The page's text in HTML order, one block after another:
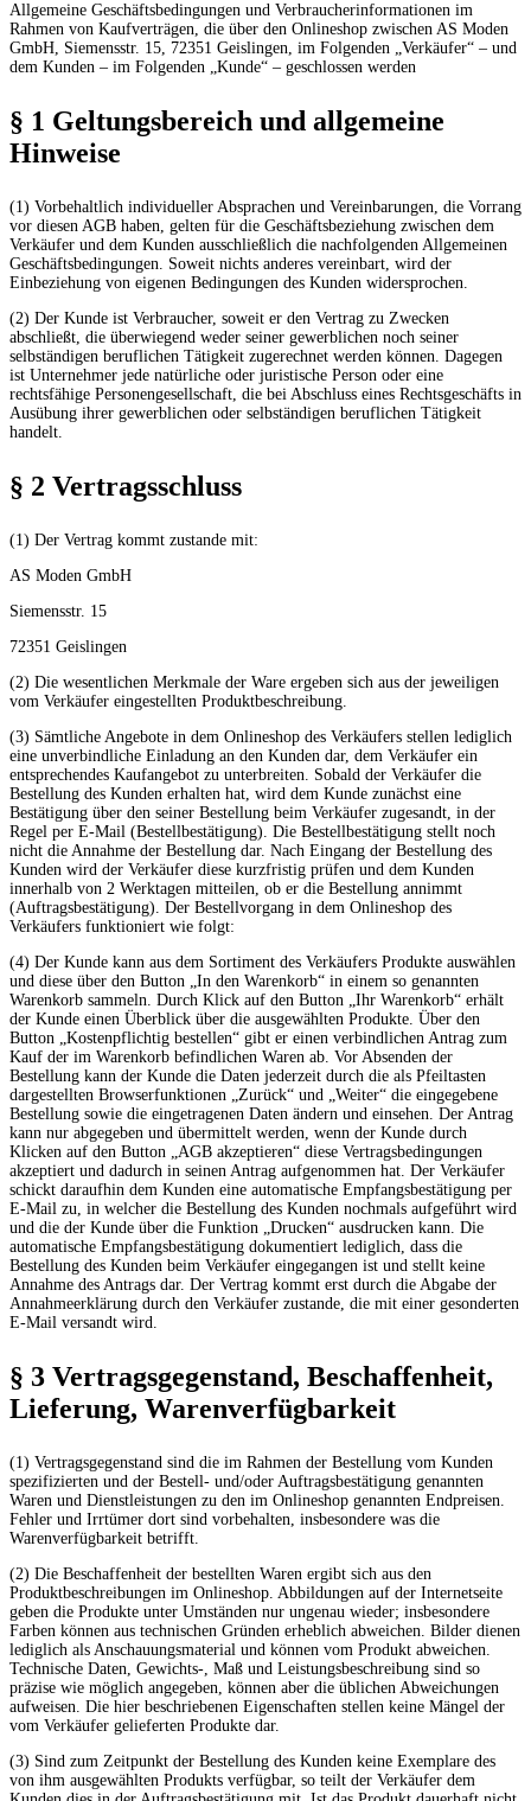
Allgemeine Geschäftsbedingungen und Verbraucherinformationen im
Rahmen von Kaufverträgen, die über den Onlineshop zwischen AS Moden
GmbH, Siemensstr. 15, 72351 Geislingen, im Folgenden „Verkäufer“ – und
dem Kunden – im Folgenden „Kunde“ – geschlossen werden
§ 1 Geltungsbereich und allgemeine
Hinweise
(1) Vorbehaltlich individueller Absprachen und Vereinbarungen, die Vorrang
vor diesen AGB haben, gelten für die Geschäftsbeziehung zwischen dem
Verkäufer und dem Kunden ausschließlich die nachfolgenden Allgemeinen
Geschäftsbedingungen. Soweit nichts anderes vereinbart, wird der
Einbeziehung von eigenen Bedingungen des Kunden widersprochen.
(2) Der Kunde ist Verbraucher, soweit er den Vertrag zu Zwecken
abschließt, die überwiegend weder seiner gewerblichen noch seiner
selbständigen beruflichen Tätigkeit zugerechnet werden können. Dagegen
ist Unternehmer jede natürliche oder juristische Person oder eine
rechtsfähige Personengesellschaft, die bei Abschluss eines Rechtsgeschäfts in
Ausübung ihrer gewerblichen oder selbständigen beruflichen Tätigkeit
handelt.
§ 2 Vertragsschluss
(1) Der Vertrag kommt zustande mit:
AS Moden GmbH
Siemensstr. 15
72351 Geislingen
(2) Die wesentlichen Merkmale der Ware ergeben sich aus der jeweiligen
vom Verkäufer eingestellten Produktbeschreibung.
(3) Sämtliche Angebote in dem Onlineshop des Verkäufers stellen lediglich
eine unverbindliche Einladung an den Kunden dar, dem Verkäufer ein
entsprechendes Kaufangebot zu unterbreiten. Sobald der Verkäufer die
Bestellung des Kunden erhalten hat, wird dem Kunde zunächst eine
Bestätigung über den seiner Bestellung beim Verkäufer zugesandt, in der
Regel per E-Mail (Bestellbestätigung). Die Bestellbestätigung stellt noch
nicht die Annahme der Bestellung dar. Nach Eingang der Bestellung des
Kunden wird der Verkäufer diese kurzfristig prüfen und dem Kunden
innerhalb von 2 Werktagen mitteilen, ob er die Bestellung annimmt
(Auftragsbestätigung). Der Bestellvorgang in dem Onlineshop des
Verkäufers funktioniert wie folgt:
(4) Der Kunde kann aus dem Sortiment des Verkäufers Produkte auswählen
und diese über den Button „In den Warenkorb“ in einem so genannten
Warenkorb sammeln. Durch Klick auf den Button „Ihr Warenkorb“ erhält
der Kunde einen Überblick über die ausgewählten Produkte. Über den
Button „Kostenpflichtig bestellen“ gibt er einen verbindlichen Antrag zum
Kauf der im Warenkorb befindlichen Waren ab. Vor Absenden der
Bestellung kann der Kunde die Daten jederzeit durch die als Pfeiltasten
dargestellten Browserfunktionen „Zurück“ und „Weiter“ die eingegebene
Bestellung sowie die eingetragenen Daten ändern und einsehen. Der Antrag
kann nur abgegeben und übermittelt werden, wenn der Kunde durch
Klicken auf den Button „AGB akzeptieren“ diese Vertragsbedingungen
akzeptiert und dadurch in seinen Antrag aufgenommen hat. Der Verkäufer
schickt daraufhin dem Kunden eine automatische Empfangsbestätigung per
E-Mail zu, in welcher die Bestellung des Kunden nochmals aufgeführt wird
und die der Kunde über die Funktion „Drucken“ ausdrucken kann. Die
automatische Empfangsbestätigung dokumentiert lediglich, dass die
Bestellung des Kunden beim Verkäufer eingegangen ist und stellt keine
Annahme des Antrags dar. Der Vertrag kommt erst durch die Abgabe der
Annahmeerklärung durch den Verkäufer zustande, die mit einer gesonderten
E-Mail versandt wird.
§ 3 Vertragsgegenstand, Beschaffenheit,
Lieferung, Warenverfügbarkeit
(1) Vertragsgegenstand sind die im Rahmen der Bestellung vom Kunden
spezifizierten und der Bestell- und/oder Auftragsbestätigung genannten
Waren und Dienstleistungen zu den im Onlineshop genannten Endpreisen.
Fehler und Irrtümer dort sind vorbehalten, insbesondere was die
Warenverfügbarkeit betrifft.
(2) Die Beschaffenheit der bestellten Waren ergibt sich aus den
Produktbeschreibungen im Onlineshop. Abbildungen auf der Internetseite
geben die Produkte unter Umständen nur ungenau wieder; insbesondere
Farben können aus technischen Gründen erheblich abweichen. Bilder dienen
lediglich als Anschauungsmaterial und können vom Produkt abweichen.
Technische Daten, Gewichts-, Maß und Leistungsbeschreibung sind so
präzise wie möglich angegeben, können aber die üblichen Abweichungen
aufweisen. Die hier beschriebenen Eigenschaften stellen keine Mängel der
vom Verkäufer gelieferten Produkte dar.
(3) Sind zum Zeitpunkt der Bestellung des Kunden keine Exemplare des
von ihm ausgewählten Produkts verfügbar, so teilt der Verkäufer dem